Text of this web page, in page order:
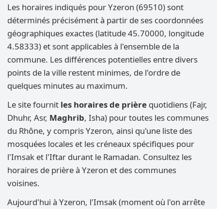
Les horaires indiqués pour Yzeron (69510) sont
déterminés précisément à partir de ses coordonnées
géographiques exactes (latitude 45.70000, longitude
4.58333) et sont applicables à l'ensemble de la
commune. Les différences potentielles entre divers
points de la ville restent minimes, de l'ordre de
quelques minutes au maximum.
Le site fournit les horaires de prière quotidiens (Fajr,
Dhuhr, Asr, Maghrib, Isha) pour toutes les communes
du Rhône, y compris Yzeron, ainsi qu'une liste des
mosquées locales et les créneaux spécifiques pour
l'Imsak et l'Iftar durant le Ramadan. Consultez les
horaires de prière à Yzeron et des communes
voisines.
Aujourd'hui à Yzeron, l'Imsak (moment où l'on arrête